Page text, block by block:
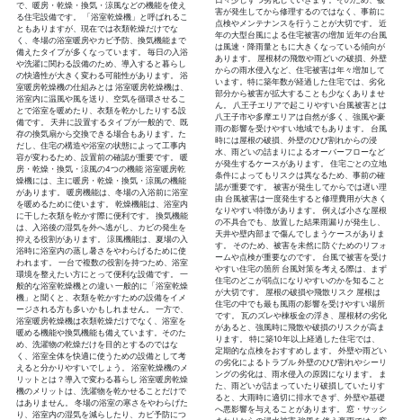
で、暖房・乾燥・換気・涼風などの機能を使え
る住宅設備です。 「浴室乾燥機」と呼ばれるこ
ともありますが、現在では衣類乾燥だけでな
く、冬場の浴室暖房やカビ予防、換気機能まで
備えたタイプが多くなっています。 毎日の入浴
や洗濯に関わる設備のため、導入すると暮らし
の快適性が大きく変わる可能性があります。 浴
室暖房乾燥機の仕組みとは 浴室暖房乾燥機は、
浴室内に温風や風を送り、空気を循環させるこ
とで浴室を暖めたり、衣類を乾かしたりする設
備です。 天井に設置するタイプが一般的で、既
存の換気扇から交換できる場合もあります。た
だし、住宅の構造や浴室の状態によって工事内
容が変わるため、設置前の確認が重要です。 暖
房・乾燥・換気・涼風の4つの機能 浴室暖房乾
燥機には、主に暖房・乾燥・換気・涼風の機能
があります。 暖房機能は、冬場の入浴前に浴室
を暖めるために使います。 乾燥機能は、浴室内
に干した衣類を乾かす際に便利です。 換気機能
は、入浴後の湿気を外へ逃がし、カビの発生を
抑える役割があります。 涼風機能は、夏場の入
浴時に浴室内の蒸し暑さをやわらげるために使
われます。 一台で複数の役割を持つため、浴室
環境を整えたい方にとって便利な設備です。 一
般的な浴室乾燥機との違い 一般的に「浴室乾燥
機」と聞くと、衣類を乾かすための設備をイメ
ージされる方も多いかもしれません。 一方で、
浴室暖房乾燥機は衣類乾燥だけでなく、浴室を
暖める機能や換気機能も備えています。そのた
め、洗濯物の乾燥だけを目的とするのではな
く、浴室全体を快適に使うための設備として考
えると分かりやすいでしょう。 浴室乾燥機のメ
リットとは？導入で変わる暮らし 浴室暖房乾燥
機のメリットは、洗濯物を乾かせることだけで
はありません。 冬場の浴室の寒さをやわらげた
り、浴室内の湿気を減らしたり、カビ予防につ
害が発生してから修理するのではなく、事前に
点検やメンテナンスを行うことが大切です。 近
年の大型台風による住宅被害の増加 近年の台風
は風速・降雨量ともに大きくなっている傾向が
あります。 屋根材の飛散や雨どいの破損、外壁
からの雨水侵入など、住宅被害は年々増加して
います。特に築年数が経過した住宅では、劣化
部分から被害が拡大することも少なくありませ
ん。 八王子エリアで起こりやすい台風被害とは
八王子市や多摩エリアは自然が多く、強風や豪
雨の影響を受けやすい地域でもあります。 台風
時には屋根の破損、外壁のひび割れからの浸
水、雨どいの詰まりによるオーバーフローなど
が発生するケースがあります。 住宅ごとの立地
条件によってもリスクは異なるため、事前の確
認が重要です。 被害が発生してからでは遅い理
由 台風被害は一度発生すると修理費用が大きく
なりやすい特徴があります。 例えば小さな屋根
の不具合でも、放置した結果雨漏りが発生し、
天井や壁内部まで傷んでしまうケースがありま
す。 そのため、被害を未然に防ぐためのリフォ
ームや点検が重要なのです。 台風で被害を受け
やすい住宅の箇所 台風対策を考える際は、まず
住宅のどこが弱点になりやすいのかを知ること
が大切です。 屋根の破損や飛散リスク 屋根は
住宅の中でも最も風雨の影響を受けやすい場所
です。 瓦のズレや棟板金の浮き、屋根材の劣化
があると、強風時に飛散や破損のリスクが高ま
ります。 特に築10年以上経過した住宅では、
定期的な点検をおすすめします。 外壁や雨どい
の劣化によるトラブル 外壁のひび割れやシーリ
ングの劣化は、雨水侵入の原因になります。 ま
た、雨どいが詰まっていたり破損していたりす
ると、大雨時に適切に排水できず、外壁や基礎
へ悪影響を与えることがあります。 窓・サッシ